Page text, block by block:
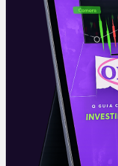
Esteja sempre
quando
Esta é a lição
pois está muito
é não saber o que
Por exemplo, se a